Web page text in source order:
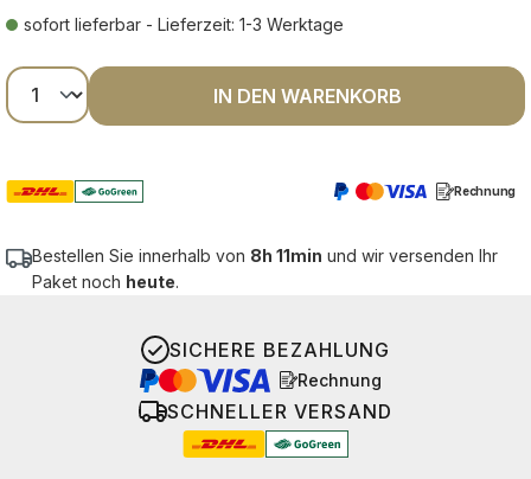
sofort lieferbar - Lieferzeit: 1-3 Werktage
Produkt Anzahl: Gib den gewünschten
IN DEN WARENKORB
Rechnung
Bestellen Sie innerhalb von 8h 11min und wir versenden Ihr
Paket noch heute.
SICHERE BEZAHLUNG
Rechnung
SCHNELLER VERSAND